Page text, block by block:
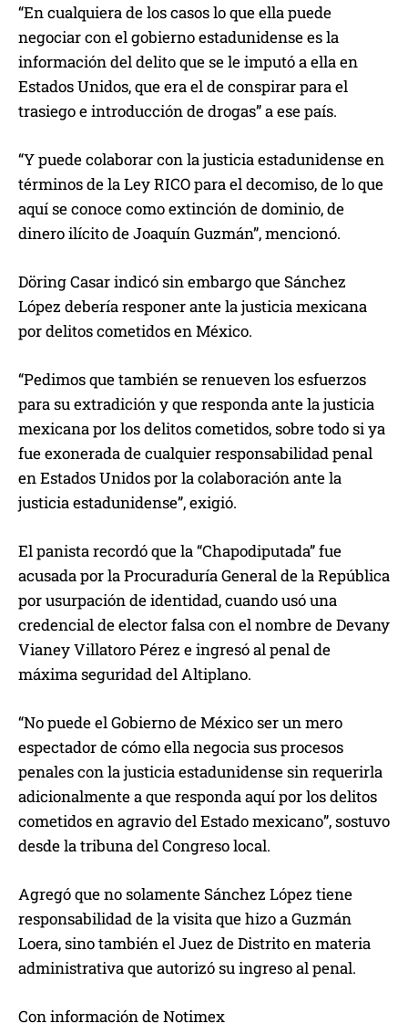
“En cualquiera de los casos lo que ella puede
negociar con el gobierno estadunidense es la
información del delito que se le imputó a ella en
Estados Unidos, que era el de conspirar para el
trasiego e introducción de drogas” a ese país.
“Y puede colaborar con la justicia estadunidense en
términos de la Ley RICO para el decomiso, de lo que
aquí se conoce como extinción de dominio, de
dinero ilícito de Joaquín Guzmán”, mencionó.
Döring Casar indicó sin embargo que Sánchez
López debería responer ante la justicia mexicana
por delitos cometidos en México.
“Pedimos que también se renueven los esfuerzos
para su extradición y que responda ante la justicia
mexicana por los delitos cometidos, sobre todo si ya
fue exonerada de cualquier responsabilidad penal
en Estados Unidos por la colaboración ante la
justicia estadunidense”, exigió.
El panista recordó que la “Chapodiputada” fue
acusada por la Procuraduría General de la República
por usurpación de identidad, cuando usó una
credencial de elector falsa con el nombre de Devany
Vianey Villatoro Pérez e ingresó al penal de
máxima seguridad del Altiplano.
“No puede el Gobierno de México ser un mero
espectador de cómo ella negocia sus procesos
penales con la justicia estadunidense sin requerirla
adicionalmente a que responda aquí por los delitos
cometidos en agravio del Estado mexicano”, sostuvo
desde la tribuna del Congreso local.
Agregó que no solamente Sánchez López tiene
responsabilidad de la visita que hizo a Guzmán
Loera, sino también el Juez de Distrito en materia
administrativa que autorizó su ingreso al penal.
Con información de Notimex